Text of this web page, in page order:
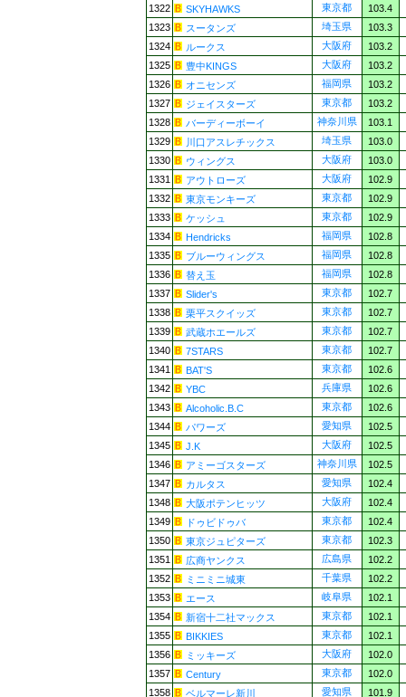
1322
SKYHAWKS 東京都
103.4
1323
スータンズ 埼玉県
103.3
1324
ルークス 大阪府
103.2
1325
豊中KINGS 大阪府
103.2
1326
オニセンズ 福岡県
103.2
1327
ジェイスターズ 東京都
103.2
1328
バーディーボーイ 神奈川県
103.1
1329
川口アスレチックス 埼玉県
103.0
1330
ウィングス 大阪府
103.0
1331
アウトローズ 大阪府
102.9
1332
東京モンキーズ 東京都
102.9
1333
ケッシュ 東京都
102.9
1334
Hendricks 福岡県
102.8
1335
ブルーウィングス 福岡県
102.8
1336
替え玉 福岡県
102.8
1337
Slider's 東京都
102.7
1338
栗平スクイッズ 東京都
102.7
1339
武蔵ホエールズ 東京都
102.7
1340
7STARS 東京都
102.7
1341
BAT'S 東京都
102.6
1342
YBC 兵庫県
102.6
1343
Alcoholic.B.C 東京都
102.6
1344
パワーズ 愛知県
102.5
1345
J.K 大阪府
102.5
1346
アミーゴスターズ 神奈川県
102.5
1347
カルタス 愛知県
102.4
1348
大阪ポテンヒッツ 大阪府
102.4
1349
ドゥビドゥバ 東京都
102.4
1350
東京ジュピターズ 東京都
102.3
1351
広商ヤンクス 広島県
102.2
1352
ミニミニ城東 千葉県
102.2
1353
エース 岐阜県
102.1
1354
新宿十二社マックス 東京都
102.1
1355
BIKKIES 東京都
102.1
1356
ミッキーズ 大阪府
102.0
1357
Century 東京都
102.0
1358
ベルマーレ新川 愛知県
101.9